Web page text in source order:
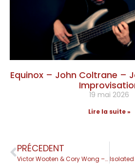
Equinox – John Coltrane –
19 mai 2026
Lire la suite »
PRÉCEDENT
Victor Wooten & Cory Wong – Dean Town